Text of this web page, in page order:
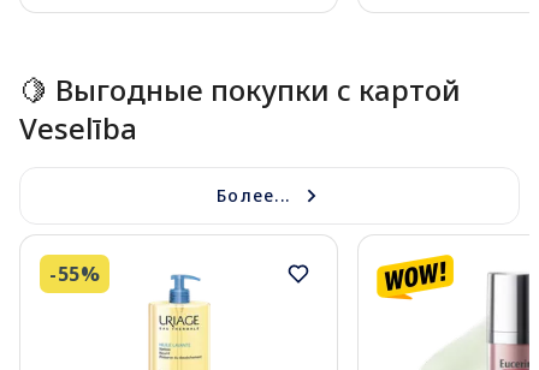
🍋 Выгодные покупки с картой
Veselība
Более...
-55%